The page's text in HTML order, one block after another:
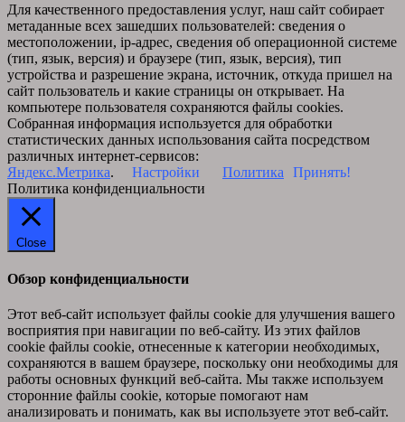
Для качественного предоставления услуг, наш сайт собирает
метаданные всех зашедших пользователей: сведения о
местоположении, ip-адрес, сведения об операционной системе
(тип, язык, версия) и браузере (тип, язык, версия), тип
устройства и разрешение экрана, источник, откуда пришел на
сайт пользователь и какие страницы он открывает. На
компьютере пользователя сохраняются файлы cookies.
Собранная информация используется для обработки
статистических данных использования сайта посредством
различных интернет-сервисов:
Яндекс.Метрика. Настройки Политика
Принять!
Политика конфиденциальности
Close
Обзор конфиденциальности
Этот веб-сайт использует файлы cookie для улучшения вашего
восприятия при навигации по веб-сайту. Из этих файлов
cookie файлы cookie, отнесенные к категории необходимых,
сохраняются в вашем браузере, поскольку они необходимы для
работы основных функций веб-сайта. Мы также используем
сторонние файлы cookie, которые помогают нам
анализировать и понимать, как вы используете этот веб-сайт.